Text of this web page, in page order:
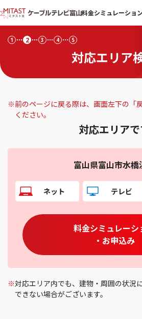
料金シミュレーショ
対応エリア
1 2 3 4 5
※前のページに戻る際は、画面左下の「
ください。
対応エリア
富山県富山市水橋
ネット テレビ
料金シミュレーシ
・お申込み
※対応エリア内でも、建物・周囲の状況
できない場合がございます。